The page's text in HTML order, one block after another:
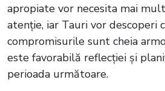
apropiate vor necesita mai
atenție, iar Tauri vor descoperi
compromisurile sunt cheia
este favorabilă reflecției și
perioada următoare.